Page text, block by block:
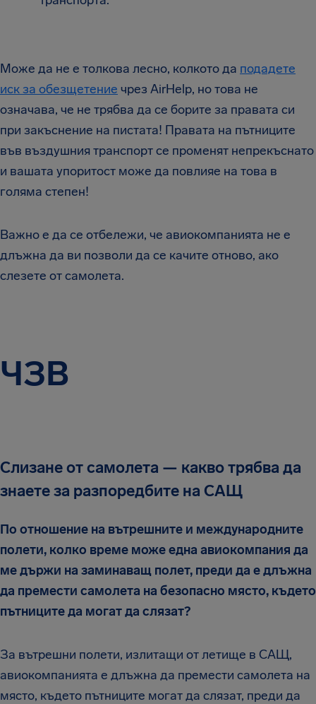
Може да не е толкова лесно, колкото да подадете
иск за обезщетение чрез AirHelp, но това не
означава, че не трябва да се борите за правата си
при закъснение на пистата! Правата на пътниците
във въздушния транспорт се променят непрекъснато
и вашата упоритост може да повлияе на това в
голяма степен!
Важно е да се отбележи, че авиокомпанията не е
длъжна да ви позволи да се качите отново, ако
слезете от самолета.
ЧЗВ
Слизане от самолета — какво трябва да
знаете за разпоредбите на САЩ
По отношение на вътрешните и международните
полети, колко време може една авиокомпания да
ме държи на заминаващ полет, преди да е длъжна
да премести самолета на безопасно място, където
пътниците да могат да слязат?
За вътрешни полети, излитащи от летище в САЩ,
авиокомпанията е длъжна да премести самолета на
място, където пътниците могат да слязат, преди да